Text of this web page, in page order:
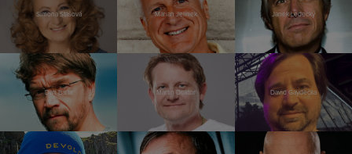
Simona Stašová Marian Jelínek Janek Ledecký
Dan Bárta Martin Doktor David Gaydečka